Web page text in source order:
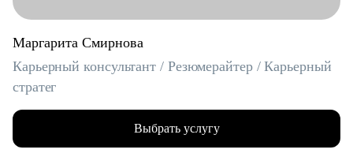
Маргарита Смирнова
Карьерный консультант / Резюмерайтер / Карьерный
стратег
Выбрать услугу